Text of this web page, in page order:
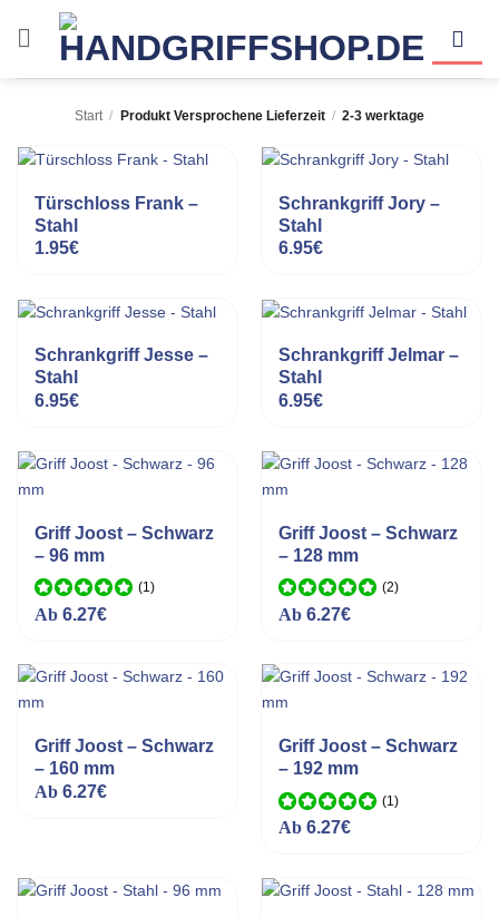
Start / Produkt Versprochene Lieferzeit / 2-3 werktage
Türschloss Frank –
Stahl
1.95€
Schrankgriff Jory –
Stahl
6.95€
Schrankgriff Jesse –
Stahl
6.95€
Schrankgriff Jelmar –
Stahl
6.95€
Griff Joost – Schwarz
– 96 mm
Bewertet mit
(1)
Ab 6.27€
Griff Joost – Schwarz
– 128 mm
Bewertet mit
(2)
Ab 6.27€
Griff Joost – Schwarz
– 160 mm
Ab 6.27€
Griff Joost – Schwarz
– 192 mm
Bewertet mit
(1)
Ab 6.27€